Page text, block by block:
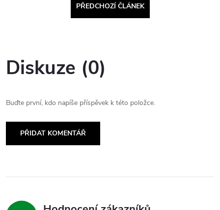
PŘEDCHOZÍ ČLÁNEK
Diskuze (0)
Buďte první, kdo napíše příspěvek k této položce.
PŘIDAT KOMENTÁŘ